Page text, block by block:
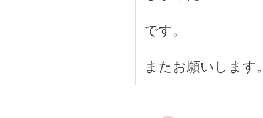
です。
またお願いします